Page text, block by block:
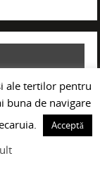
ale tertilor pentru
buna de navigare
Acceptă